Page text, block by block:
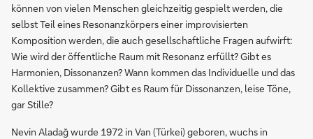
können von vielen Menschen gleichzeitig gespielt werden, die
selbst Teil eines Resonanzkörpers einer improvisierten
Komposition werden, die auch gesellschaftliche Fragen aufwirft:
Wie wird der öffentliche Raum mit Resonanz erfüllt? Gibt es
Harmonien, Dissonanzen? Wann kommen das Individuelle und das
Kollektive zusammen? Gibt es Raum für Dissonanzen, leise Töne,
gar Stille?
Nevin Aladağ wurde 1972 in Van (Türkei) geboren, wuchs in